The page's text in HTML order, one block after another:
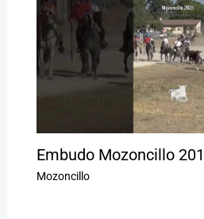
Embudo Mozoncillo
Mozoncillo